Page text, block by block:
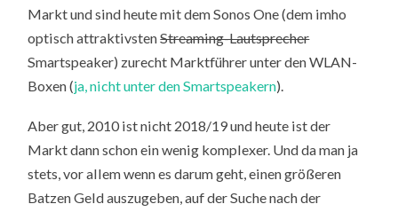
Markt und sind heute mit dem Sonos One (dem imho
optisch attraktivstenStreaming-Lautsprecher
Smartspeaker) zurecht Marktführer unter den WLAN-
Boxen (ja, nicht unter den Smartspeakern).
Aber gut, 2010 ist nicht 2018/19 und heute ist der
Markt dann schon ein wenig komplexer. Und da man ja
stets, vor allem wenn es darum geht, einen größeren
Batzen Geld auszugeben, auf der Suche nach der